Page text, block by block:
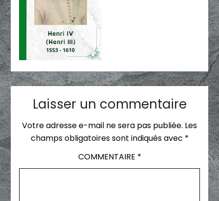
Laisser un commentaire
Votre adresse e-mail ne sera pas publiée. Les
champs obligatoires sont indiqués avec *
COMMENTAIRE *